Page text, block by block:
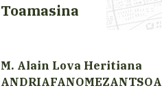
Toamasina
M. Alain Lova Heritiana
ANDRIAFANOMEZANTSOA